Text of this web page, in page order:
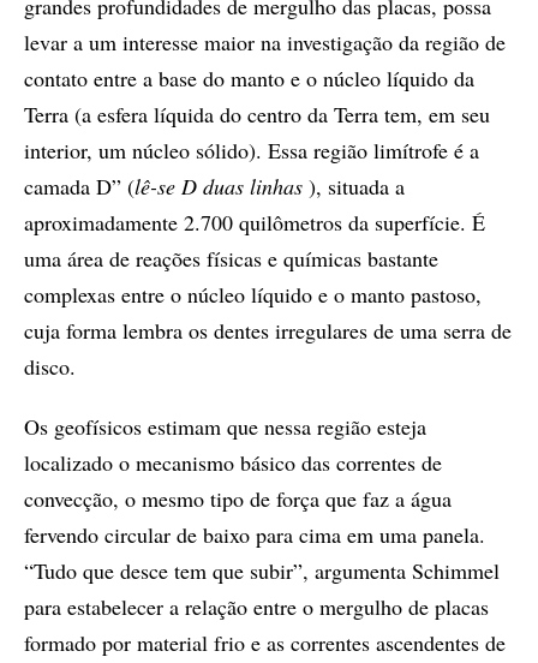
grandes profundidades de mergulho das placas, possa
levar a um interesse maior na investigação da região de
contato entre a base do manto e o núcleo líquido da
Terra (a esfera líquida do centro da Terra tem, em seu
interior, um núcleo sólido). Essa região limítrofe é a
camada D” (lê-se D duas linhas ), situada a
aproximadamente 2.700 quilômetros da superfície. É
uma área de reações físicas e químicas bastante
complexas entre o núcleo líquido e o manto pastoso,
cuja forma lembra os dentes irregulares de uma serra de
disco.
Os geofísicos estimam que nessa região esteja
localizado o mecanismo básico das correntes de
convecção, o mesmo tipo de força que faz a água
fervendo circular de baixo para cima em uma panela.
“Tudo que desce tem que subir”, argumenta Schimmel
para estabelecer a relação entre o mergulho de placas
formado por material frio e as correntes ascendentes de